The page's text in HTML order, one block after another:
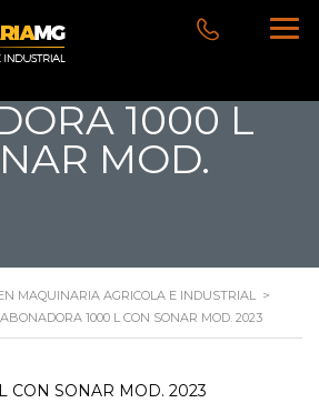
1000 L
MOD.
MAQUINARIA AGRICOLA E INDUSTRIAL >
ABONADORA 1000 L CON SONAR MOD. 2023
CON SONAR MOD. 2023